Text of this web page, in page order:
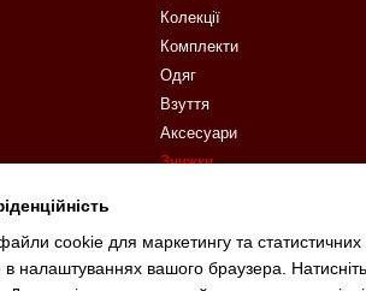
Колекції
Комплекти
Одяг
Взуття
Аксесуари
Знижки
cookie для маркетингу та
налаштуваннях вашого браузера.